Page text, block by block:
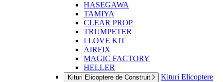
HASEGAWA
TAMIYA
CLEAR PROP
TRUMPETER
I LOVE KIT
AIRFIX
MAGIC FACTORY
HELLER
Kituri Elicoptere de Construit
Kituri Elicoptere